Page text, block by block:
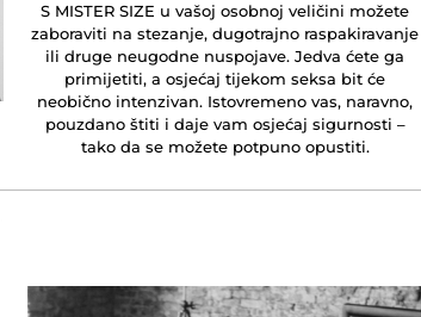
S MISTER SIZE u vašoj osobnoj veličini možete
zaboraviti na stezanje, dugotrajno raspakiravanje
ili druge neugodne nuspojave. Jedva ćete ga
primijetiti, a osjećaj tijekom seksa bit će
neobično intenzivan. Istovremeno vas, naravno,
pouzdano štiti i daje vam osjećaj sigurnosti –
tako da se možete potpuno opustiti.